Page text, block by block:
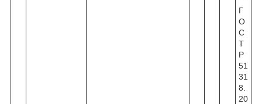
Г
О
С
Т
Р
51
31
8.
20